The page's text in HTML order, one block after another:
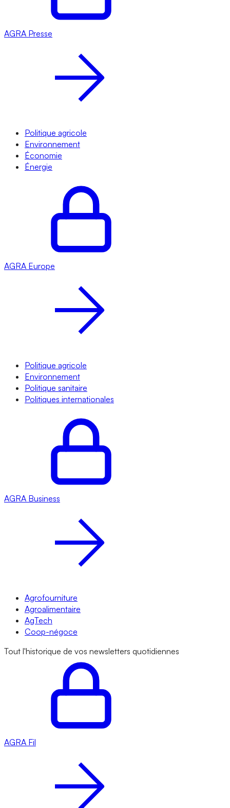
AGRA Presse
Politique agricole
Environnement
Économie
Énergie
AGRA Europe
Politique agricole
Environnement
Politique sanitaire
Politiques internationales
AGRA Business
Agrofourniture
Agroalimentaire
AgTech
Coop-négoce
Tout l'historique de vos newsletters quotidiennes
AGRA Fil